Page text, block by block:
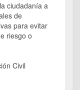
ciudadanía a
de
para evitar
riesgo o
Civil